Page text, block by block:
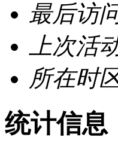
最后访
上次活
所在时
统计信息